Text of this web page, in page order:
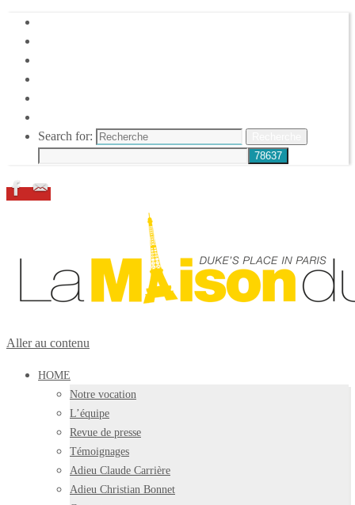
Search for:
Aller au contenu
HOME
Notre vocation
L’équipe
Revue de presse
Témoignages
Adieu Claude Carrière
Adieu Christian Bonnet